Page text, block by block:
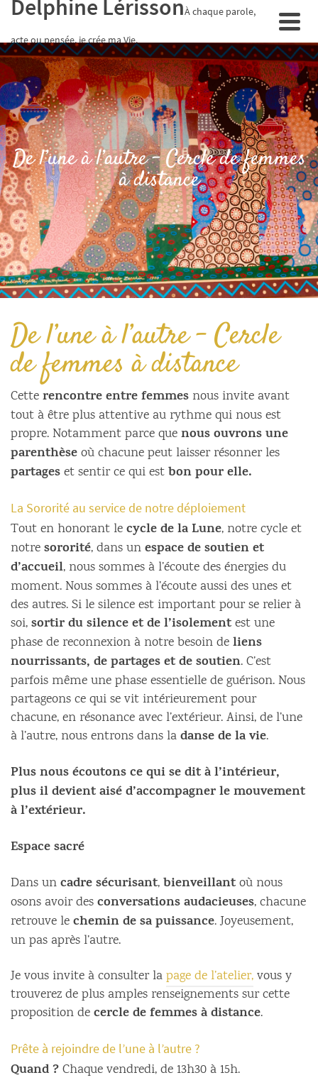
Delphine LérissonÀ chaque parole,
acte ou pensée, je crée ma Vie.
De l’une à l’autre – Cercle de femmes
à distance
De l’une à l’autre – Cercle
de femmes à distance
Cetterencontre entre femmes nous invite avant
tout à être plus attentive au rythme qui nous est
propre. Notamment parce quenous ouvrons une
parenthèseoù chacune peut laisser résonner les
partageset sentir ce qui estbon pour elle.
La Sororité au service de notre déploiement
Tout en honorant lecycle de la Lune, notre cycle et
notresororité, dans unespace de soutien et
d’accueil, nous sommes à l’écoute des énergies du
moment. Nous sommes à l’écoute aussi des unes et
des autres. Si le silence est important pour se relier à
soi,sortir du silence et de l’isolementest une
phase de reconnexion à notre besoin deliens
nourrissants, de partages et de soutien. C’est
parfois même une phase essentielle de guérison. Nous
partageons ce qui se vit intérieurement pour
chacune, en résonance avec l’extérieur. Ainsi, de l’une
à l’autre, nous entrons dans ladanse de la vie.
Plus nous écoutons ce qui se dit à l’intérieur,
plus il devient aisé d’accompagner le mouvement
à l’extérieur.
Espace sacré
Dans uncadre sécurisant,bienveillantoù nous
osons avoir desconversations audacieuses, chacune
retrouve lechemin de sa puissance. Joyeusement,
un pas après l’autre.
Je vous invite à consulter lapage de l’atelier,vous y
trouverez de plus amples renseignements sur cette
proposition decercle de femmes à distance.
Prête à rejoindre de l’une à l’autre ?
Quand ?Chaque vendredi, de 13h30 à 15h.